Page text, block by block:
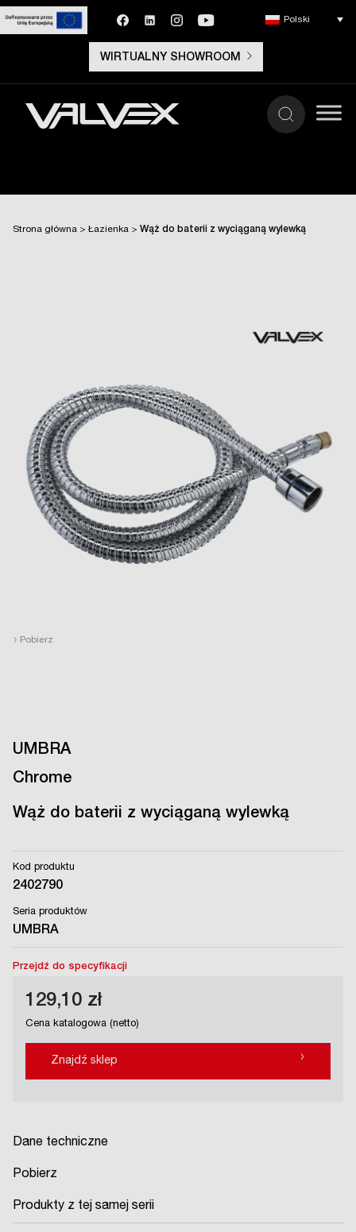
WIRTUALNY SHOWROOM
Polski
Strona główna > Łazienka > Wąż do baterii z wyciąganą wylewką
› Pobierz
UMBRA
Chrome
Wąż do baterii z wyciąganą wylewką
Kod produktu
2402790
Seria produktów
UMBRA
Przejdź do specyfikacji
129,10 zł
Cena katalogowa (netto)
Znajdź sklep ›
Dane techniczne
Pobierz
Produkty z tej samej serii